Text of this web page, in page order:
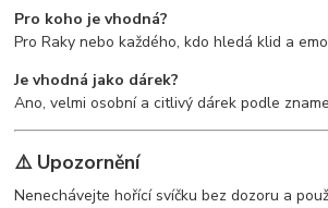
Pro koho je vhodná?
Pro Raky nebo každého, kdo hledá klid a
Je vhodná jako dárek?
Ano, velmi osobní a citlivý dárek podle
⚠️ Upozornění
Nenechávejte hořící svíčku bez dozoru a